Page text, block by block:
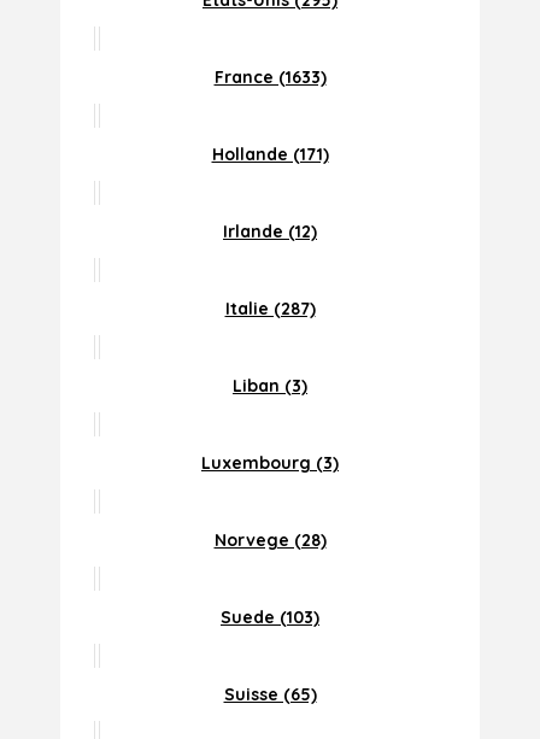
France (1633)
Hollande (171)
Irlande (12)
Italie (287)
Liban (3)
Luxembourg (3)
Norvege (28)
Suede (103)
Suisse (65)